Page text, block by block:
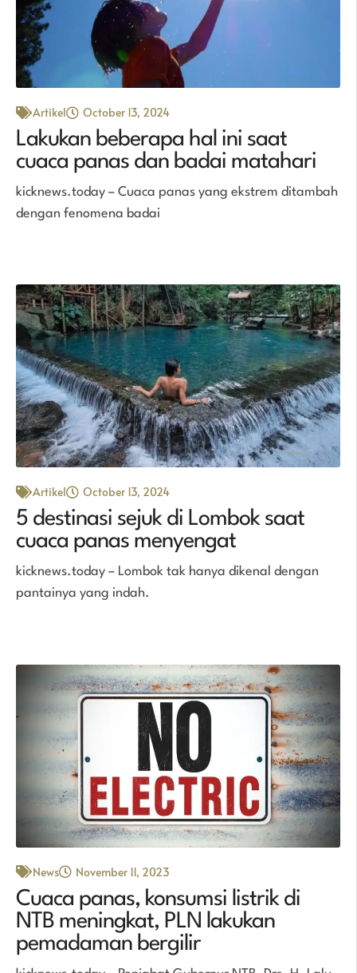
Artikel October 13, 2024
Lakukan beberapa hal ini saat
cuaca panas dan badai matahari
kicknews.today – Cuaca panas yang ekstrem ditambah
dengan fenomena badai
Artikel October 13, 2024
5 destinasi sejuk di Lombok saat
cuaca panas menyengat
kicknews.today – Lombok tak hanya dikenal dengan
pantainya yang indah.
News November 11, 2023
Cuaca panas, konsumsi listrik di
NTB meningkat, PLN lakukan
pemadaman bergilir